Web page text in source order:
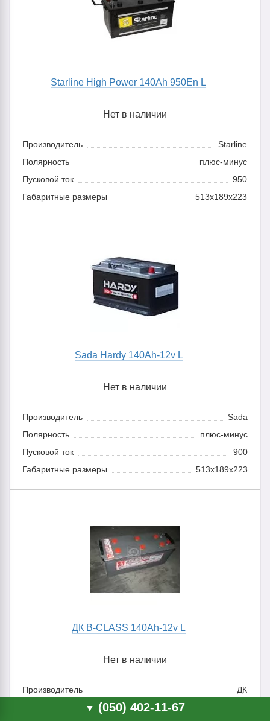
Starline High Power 140Ah 950En L
Нет в наличии
Производитель
Starline
Полярность
плюс-минус
Пусковой ток
950
Габаритные размеры
513x189x223
Sada Hardy 140Ah-12v L
Нет в наличии
Производитель
Sada
Полярность
плюс-минус
Пусковой ток
900
Габаритные размеры
513x189x223
ДК B-CLASS 140Ah-12v L
Нет в наличии
Производитель
ДК
▼ (050) 402-11-67